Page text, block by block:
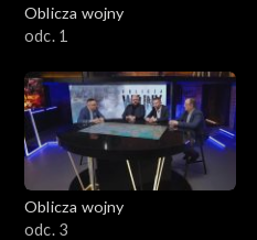
Oblicza wojny
odc. 1
Oblicza wojny
odc. 3